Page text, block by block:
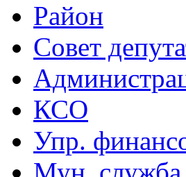
Район
Совет
КСО
Упр.